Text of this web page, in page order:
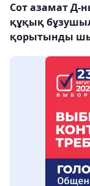
Сот азамат Д-
құқық
қорытынды